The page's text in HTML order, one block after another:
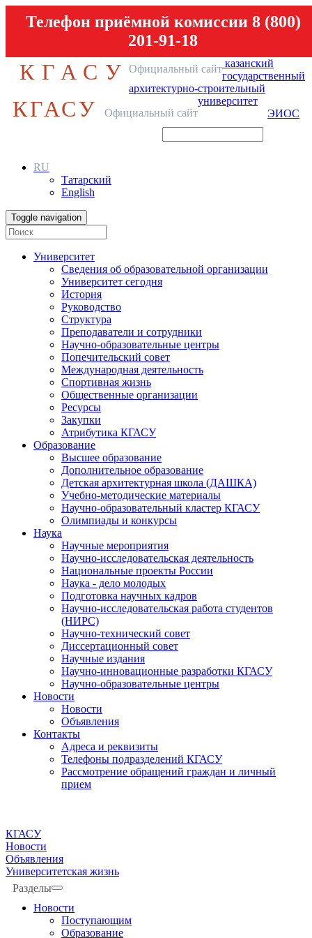
Телефон приёмной комиссии 8 (800)
201-91-18
КГАСУ Официальный сайт казанский
государственный
архитектурно-строительный
университет
КГАСУ Официальный сайт ЭИОС
RU
Татарский
English
Toggle navigation
Университет
Сведения об образовательной организации
Университет сегодня
История
Руководство
Структура
Преподаватели и сотрудники
Научно-образовательные центры
Попечительский совет
Международная деятельность
Спортивная жизнь
Общественные организации
Ресурсы
Закупки
Атрибутика КГАСУ
Образование
Высшее образование
Дополнительное образование
Детская архитектурная школа (ДАШКА)
Учебно-методические материалы
Научно-образовательный кластер КГАСУ
Олимпиады и конкурсы
Наука
Научные мероприятия
Научно-исследовательская деятельность
Национальные проекты России
Наука - дело молодых
Подготовка научных кадров
Научно-исследовательская работа студентов
(НИРС)
Научно-технический совет
Диссертационный совет
Научные издания
Научно-инновационные разработки КГАСУ
Научно-образовательные центры
Новости
Новости
Объявления
Контакты
Адреса и реквизиты
Телефоны подразделений КГАСУ
Рассмотрение обращений граждан и личный
прием
КГАСУ
Новости
Объявления
Университетская жизнь
Разделы
Новости
Поступающим
Образование